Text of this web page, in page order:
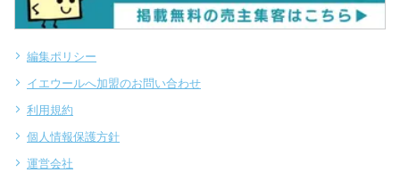
編集ポリシー
イエウールへ加盟のお問い合わせ
利用規約
個人情報保護方針
運営会社